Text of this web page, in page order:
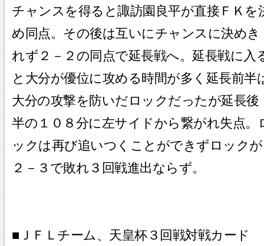
チャンスを得ると諏訪園良平が直接ＦＫを
め同点。その後は互いにチャンスに決めき
れず２－２の同点で延長戦へ。延長戦に入
と大分が優位に攻める時間が多く延長前半
大分の攻撃を防いだロックだったが延長後
半の１０８分に左サイドから繋がれ失点。
ックは再び追いつくことができずロックが
２－３で敗れ３回戦進出ならず。
■ＪＦＬチーム、天皇杯３回戦対戦カード